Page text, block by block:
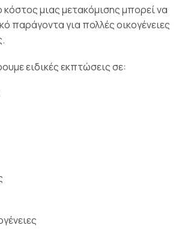
κόστος μιας μετακόμισης μπορεί να
παράγοντα για πολλές οικογένειες
ειδικές εκπτώσεις σε: